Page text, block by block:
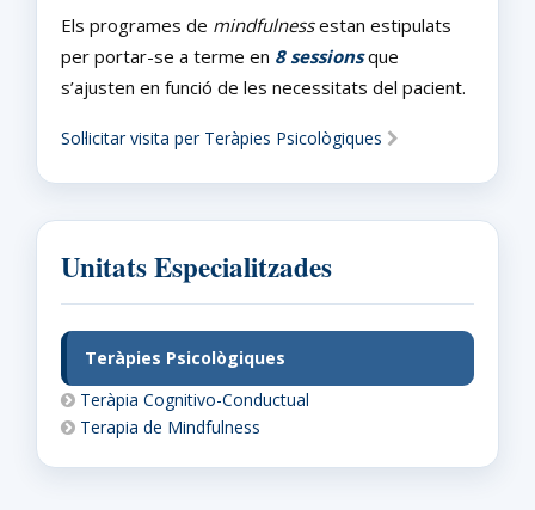
Els programes de mindfulnessestan estipulats
per portar-se a terme en 8 sessionsque
s’ajusten en funció de les necessitats del pacient.
Sol·licitar visita per Teràpies Psicològiques
Unitats Especialitzades
Teràpies Psicològiques
Teràpia Cognitivo-Conductual
Terapia de Mindfulness